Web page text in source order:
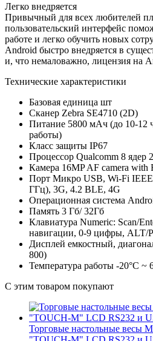
Легко внедряется
Привычный для всех любителей
пользовательский интерфейс
работе и легко обучить новых
Android быстро внедряется в
и, что немаловажно, лицензия на
Технические характеристики
Базовая единица шт
Сканер Zebra SE4710 (2D)
Питание 5800 мАч (до 10-12
работы)
Класс защиты IP67
Процессор Qualcomm 8 ядер
Камера 16MP AF camera with
Порт Микро USB, Wi-Fi IEEE
ГГц), 3G, 4.2 BLE, 4G
Операционная система
Память 3 Гб/ 32Гб
Клавиатура Numeric: Scan/
навигации, 0-9 цифры, ALT/
Дисплей емкостный,
800)
Температура работы -20°C ~
С этим товаром покупают
Торговые настольные весы